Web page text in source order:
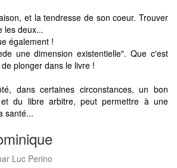
et la tendresse de son coeur. Trouver
les deux...
également !
une dimension existentielle". Que c'est
plonger dans le livre !
dans certaines circonstances, un bon
du libre arbitre, peut permettre à une
santé...
Luc Perino